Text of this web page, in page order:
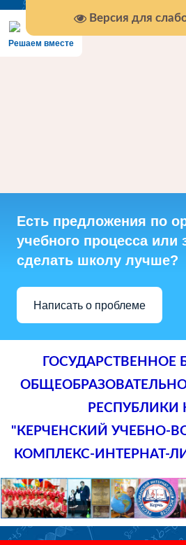
Версия для
Решаем вместе
Есть предложения по
учебного процесса или
сделать школу лучше?
Написать о проблеме
РЕСПУБЛИКИ
"КЕРЧЕНСКИЙ УЧЕБНО-
КОМПЛЕКС-ИНТЕРНАТ-